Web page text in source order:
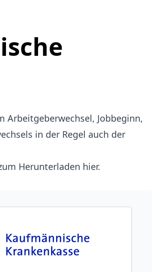
Arbeitgeberwechsel, Jobbeginn,
in der Regel auch der
Herunterladen hier.